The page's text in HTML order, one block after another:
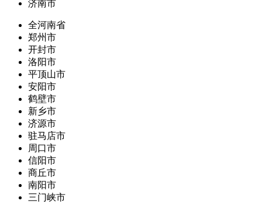
济南市
全河南省
郑州市
开封市
洛阳市
平顶山市
安阳市
鹤壁市
新乡市
济源市
驻马店市
周口市
信阳市
商丘市
南阳市
三门峡市